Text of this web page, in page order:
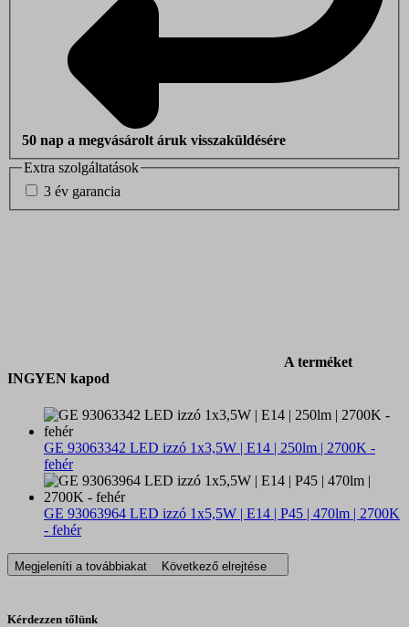
50 nap a megvásárolt áruk visszaküldésére
Extra szolgáltatások
3 év garancia
A terméket
INGYEN kapod
GE 93063342 LED izzó 1x3,5W | E14 | 250lm | 2700K -
fehér
GE 93063964 LED izzó 1x5,5W | E14 | P45 | 470lm | 2700K
- fehér
Megjeleníti a továbbiakat Következő elrejtése
Kérdezzen tőlünk